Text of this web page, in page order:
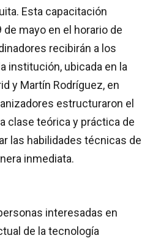
Esta capacitación
mayo en el horario de
recibirán a los
institución, ubicada en la
y Martín Rodríguez, en
estructuraron el
clase teórica y práctica de
las habilidades técnicas de
inmediata.
interesadas en
de la tecnología